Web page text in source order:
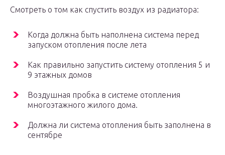
Смотреть о том как спустить воздух из радиатора:
Когда должна быть наполнена система перед
запуском отопления после лета
Как правильно запустить систему отопления 5 и
9 этажных домов
Воздушная пробка в системе отопления
многоэтажного жилого дома.
Должна ли система отопления быть заполнена в
сентябре